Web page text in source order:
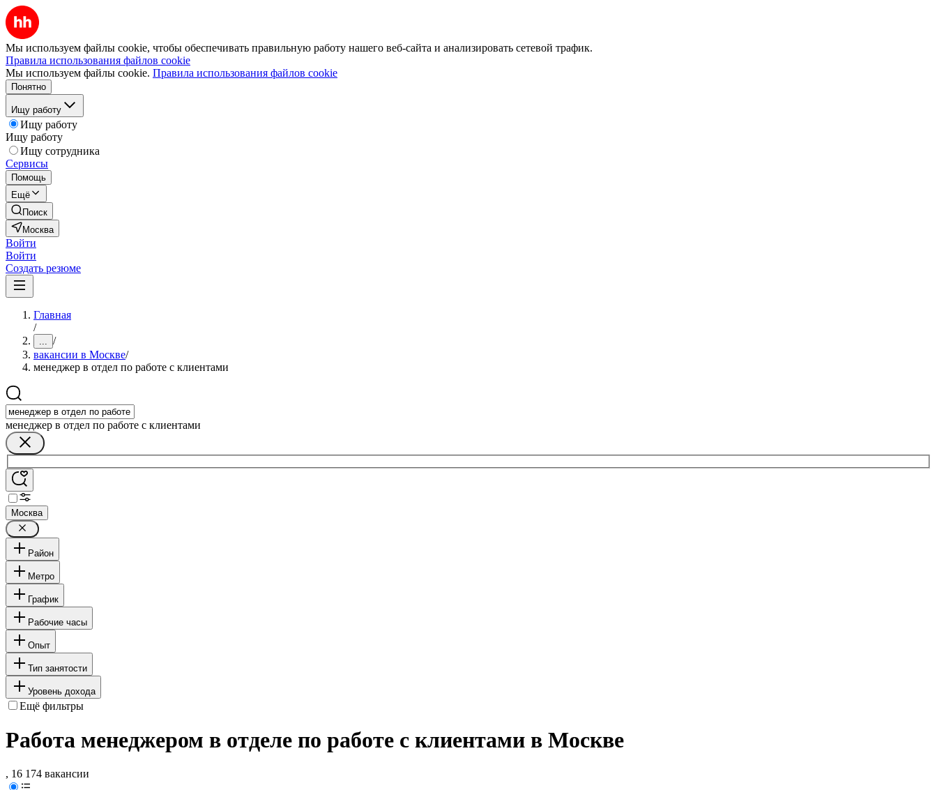
Мы используем файлы cookie, чтобы обеспечивать правильную работу нашего веб-сайта и анализировать сетевой трафик.
Правила использования файлов cookie
Мы используем файлы cookie. Правила использования файлов cookie
Понятно
Ищу работу
Ищу работу
Ищу работу
Ищу сотрудника
Сервисы
Помощь
Ещё
Поиск
Москва
Войти
Войти
Создать резюме
Главная
/
... /
вакансии в Москве/
менеджер в отдел по работе с клиентами
менеджер в отдел по работе с клиентами
Москва
Район
Метро
График
Рабочие часы
Опыт
Тип занятости
Уровень дохода
Ещё фильтры
Работа менеджером в отделе по работе с клиентами в Москве
, 16 174 вакансии